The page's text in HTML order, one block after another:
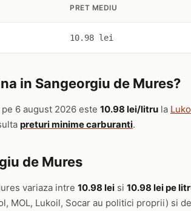
PRET MEDIU
10.98 lei
in Sangeorgiu de Mures?
6 august 2026 este 10.98 lei/litru la
preturi minime carburanti.
de Mures
variaza intre 10.98 lei si 10.98 lei pe
MOL, Lukoil, Socar au politici proprii) si